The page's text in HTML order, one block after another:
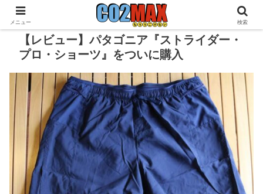
【レビュー】パタゴニア『ストライダー・
プロ・ショーツ』をついに購入
メニュー 検索